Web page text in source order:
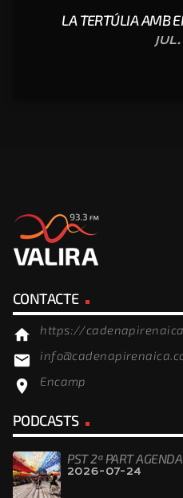
LA TERTÚLIA AMB
CONTACTE
home https://
email
location_on Encamp
PODCASTS
PST 2ª PART
2026-07-24